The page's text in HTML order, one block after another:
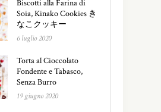
Biscotti alla Farina di
Soia, Kinako Cookies き
なこクッキー
6 luglio 2020
Torta al Cioccolato
Fondente e Tabasco,
Senza Burro
19 giugno 2020